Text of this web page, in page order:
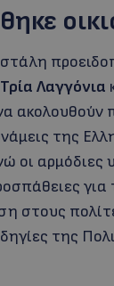
Τρία Λαγγόνια
ακολουθούν
της
οι
στους
της